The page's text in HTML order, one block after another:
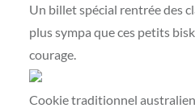
Un billet spécial rentrée des
plus sympa que ces petits
courage.
Cookie traditionnel